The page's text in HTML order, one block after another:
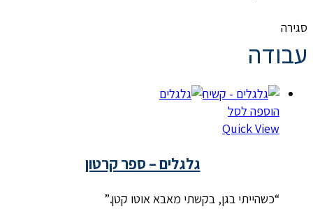
סגירה
עבודה
הוספה לסל
Quick View
גלגלים – ספר קרטון
“כשהייתי בגן, בקשתי מאבא אוטו קטן.”